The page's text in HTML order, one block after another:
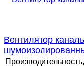
Вентилятор